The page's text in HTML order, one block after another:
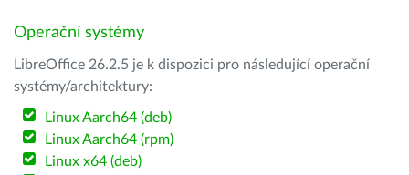
Operační systémy
LibreOffice 26.2.5 je k dispozici pro následující operační
systémy/architektury:
Linux Aarch64 (deb)
Linux Aarch64 (rpm)
Linux x64 (deb)